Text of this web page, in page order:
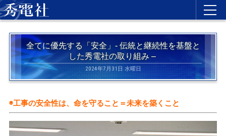
全てに優先する「安全」- 伝統と継続性を基盤と
した秀電社の取り組み –
2024年7月31日 水曜日
◉工事の安全性は、命を守ること＝未来を築くこと